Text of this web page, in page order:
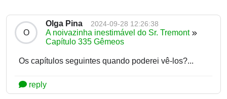
O
Olga Pina 2024-09-28 12:26:38
A noivazinha inestimável do Sr. Tremont
Capítulo 335 Gêmeos
Os capítulos seguintes quando poderei vê-los?...
reply